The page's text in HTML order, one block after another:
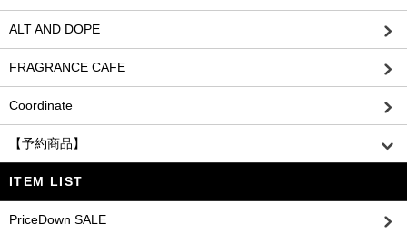
ALT AND DOPE
FRAGRANCE CAFE
Coordinate
【予約商品】
ITEM LIST
PriceDown SALE